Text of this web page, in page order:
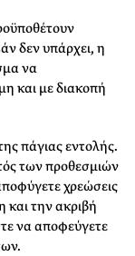
δεν υπάρχει, η
να
και με διακοπή
πάγιας εντολής.
των προθεσμιών
χρεώσεις
την ακριβή
να αποφεύγετε